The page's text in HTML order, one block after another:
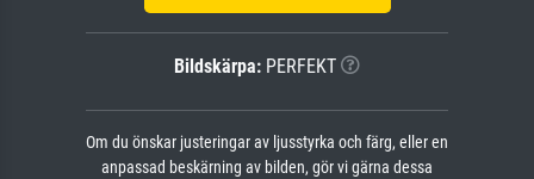
Bildskärpa: PERFEKT
Om du önskar justeringar av ljusstyrka och färg, eller en
anpassad beskärning av bilden, gör vi gärna dessa